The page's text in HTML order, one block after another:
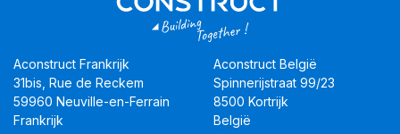
Aconstruct Frankrijk
31bis, Rue de Reckem
59960 Neuville-en-Ferrain
Frankrijk
Aconstruct België
Spinnerijstraat 99/23
8500 Kortrijk
België